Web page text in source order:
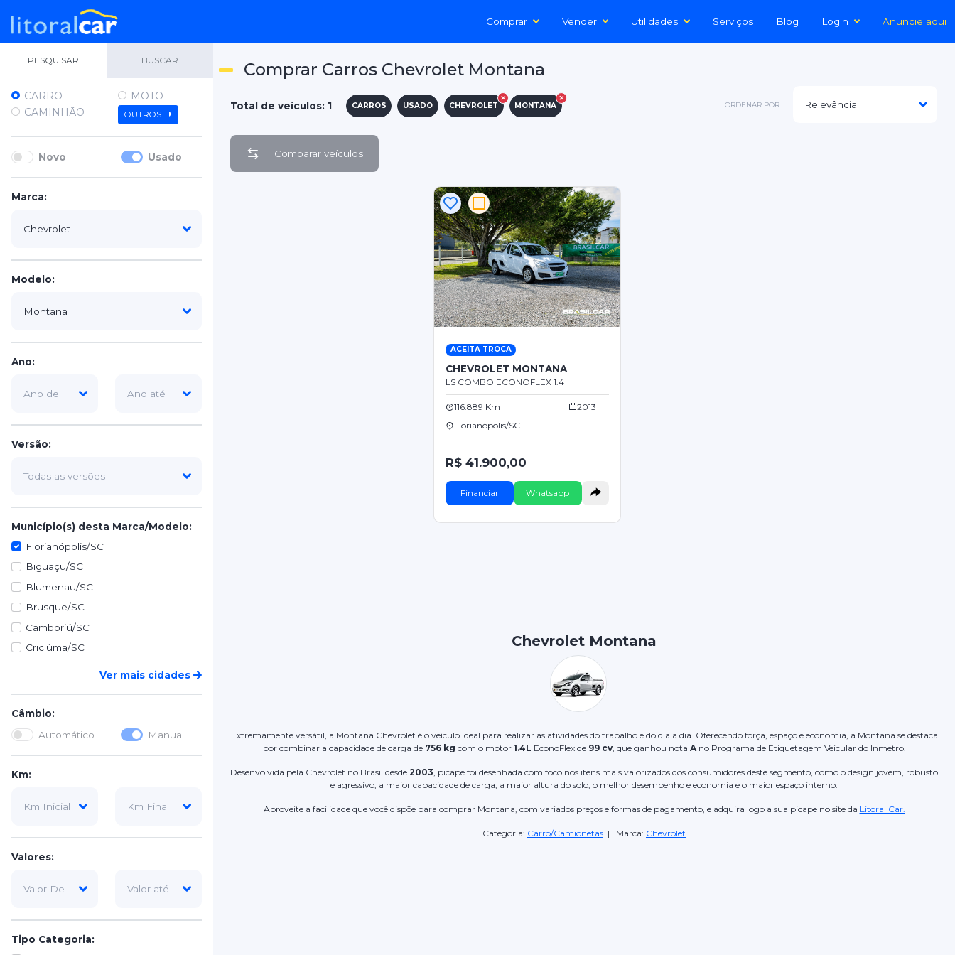
Comprar Vender Utilidades Serviços Blog Login Anuncie aqui
PESQUISAR BUSCAR
CARRO
MOTO
CAMINHÃO
OUTROS
Novo Usado
Marca:
Modelo:
Ano:
Versão:
Município(s) desta Marca/Modelo:
Florianópolis/SC
Biguaçu/SC
Blumenau/SC
Brusque/SC
Camboriú/SC
Criciúma/SC
Ver mais cidades
Câmbio:
Automático
Manual
Km:
Valores:
Tipo Categoria:
Comprar Carros Chevrolet Montana
Total de veículos: 1 CARROS USADO CHEVROLET MONTANA ORDENAR POR:
Comparar veículos
ACEITA TROCA
CHEVROLET MONTANA
LS COMBO ECONOFLEX 1.4
116.889 Km
2013
Florianópolis/SC
R$ 41.900,00
Financiar Whatsapp
Chevrolet Montana
Extremamente versátil, a Montana Chevrolet é o veículo ideal para realizar as atividades do trabalho e do dia a dia. Oferecendo força, espaço e economia, a Montana se destaca
por combinar a capacidade de carga de756 kg com o motor 1.4L EconoFlex de 99 cv, que ganhou nota A no Programa de Etiquetagem Veicular do Inmetro.
Desenvolvida pela Chevrolet no Brasil desde 2003, picape foi desenhada com foco nos itens mais valorizados dos consumidores deste segmento, como o design jovem, robusto
e agressivo, a maior capacidade de carga, a maior altura do solo, o melhor desempenho e economia e o maior espaço interno.
Aproveite a facilidade que você dispõe para comprar Montana, com variados preços e formas de pagamento, e adquira logo a sua picape no site da Litoral Car.
Categoria: Carro/Camionetas | Marca: Chevrolet